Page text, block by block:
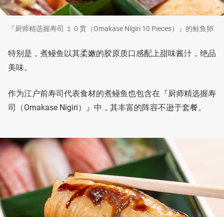
『厨师精选握寿司 １０贯（Omakase Nigiri 10 Pieces）』的鲑鱼卵
特别是，煮鳗鱼以其柔嫩的胶原质口感配上甜味酱汁，绝品
美味。
作为江户前寿司代表食材的煮鳗鱼也包含在『厨师精选握寿
司（Omakase Nigiri）』中，其丰富的阵容不逊于套餐。